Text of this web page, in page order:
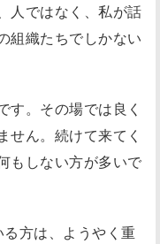
人ではなく、私が話
組織たちでしかない
す。その場では良く
せん。続けて来てく
もしない方が多いで
方は、ようやく重